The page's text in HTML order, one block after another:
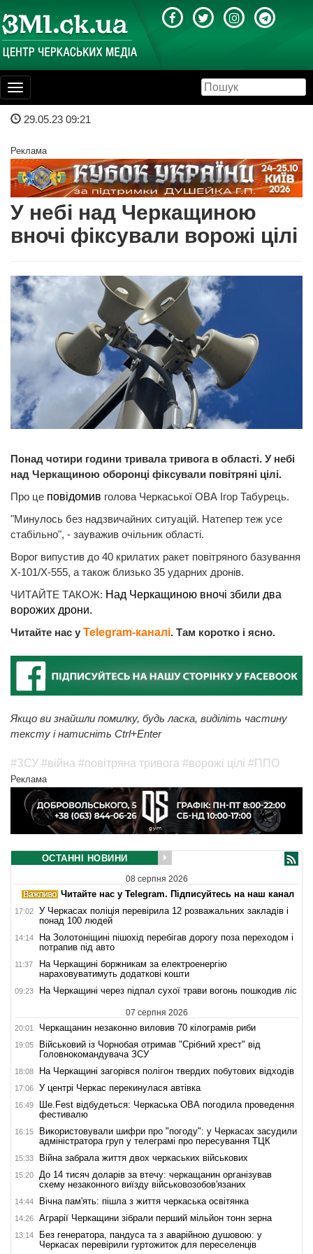
Toggle
navigation
29.05.23 09:21
Реклама
У небі над Черкащиною
вночі фіксували ворожі цілі
Понад чотири години тривала тривога в області. У небі
над Черкащиною оборонці фіксували повітряні цілі.
Про це повідомив голова Черкаської ОВА Ігор Табурець.
"Минулось без надзвичайних ситуацій. Натепер теж усе
стабільно", - зауважив очільник області.
Ворог випустив до 40 крилатих ракет повітряного базування
Х-101/Х-555, а також близько 35 ударних дронів.
ЧИТАЙТЕ ТАКОЖ: Над Черкащиною вночі збили два
ворожих дрони.
Читайте нас у Telegram-каналі. Там коротко і ясно.
Якщо ви знайшли помилку, будь ласка, виділіть частину
тексту і натисніть Ctrl+Enter
#ЗСУ #війна #повітряна тривога #ворожі цілі #ППО
Реклама
ОСТАННІ НОВИНИ
08 серпня 2026
Читайте нас у Telegram. Підписуйтесь на наш канал
17:02
У Черкасах поліція перевірила 12 розважальних закладів і
понад 100 людей
14:14
На Золотоніщині пішохід перебігав дорогу поза переходом і
потрапив під авто
11:37
На Черкащині боржникам за електроенергію
нараховуватимуть додаткові кошти
09:23 На Черкащині через підпал сухої трави вогонь пошкодив ліс
07 серпня 2026
20:01 Черкащанин незаконно виловив 70 кілограмів риби
19:05
Військовий із Чорнобая отримав "Срібний хрест" від
Головнокомандувача ЗСУ
18:08 На Черкащині загорівся полігон твердих побутових відходів
17:06 У центрі Черкас перекинулася автівка
16:49
Ше.Fest відбудеться: Черкаська ОВА погодила проведення
фестивалю
16:15
Використовували шифри про "погоду": у Черкасах засудили
адміністратора груп у телеграмі про пересування ТЦК
15:33 Війна забрала життя двох черкаських військових
15:20
До 14 тисяч доларів за втечу: черкащанин організував
схему незаконного виїзду військовозобов'язаних
14:44 Вічна пам'ять: пішла з життя черкаська освітянка
14:26 Аграрії Черкащини зібрали перший мільйон тонн зерна
13:14
Без генератора, пандуса та з аварійною душовою: у
Черкасах перевірили гуртожиток для переселенців